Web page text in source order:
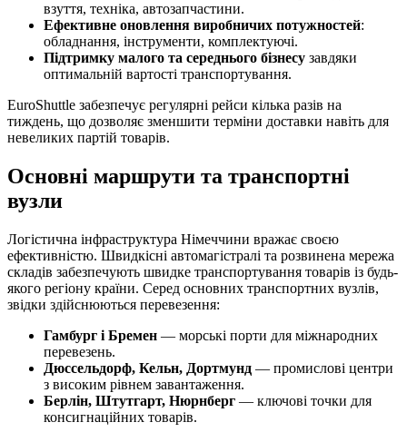
взуття, техніка, автозапчастини.
Ефективне оновлення виробничих потужностей:
обладнання, інструменти, комплектуючі.
Підтримку малого та середнього бізнесу завдяки
оптимальній вартості транспортування.
EuroShuttle забезпечує регулярні рейси кілька разів на
тиждень, що дозволяє зменшити терміни доставки навіть для
невеликих партій товарів.
Основні маршрути та транспортні
вузли
Логістична інфраструктура Німеччини вражає своєю
ефективністю. Швидкісні автомагістралі та розвинена мережа
складів забезпечують швидке транспортування товарів із будь-
якого регіону країни. Серед основних транспортних вузлів,
звідки здійснюються перевезення:
Гамбург і Бремен — морські порти для міжнародних
перевезень.
Дюссельдорф, Кельн, Дортмунд — промислові центри
з високим рівнем завантаження.
Берлін, Штутгарт, Нюрнберг — ключові точки для
консигнаційних товарів.